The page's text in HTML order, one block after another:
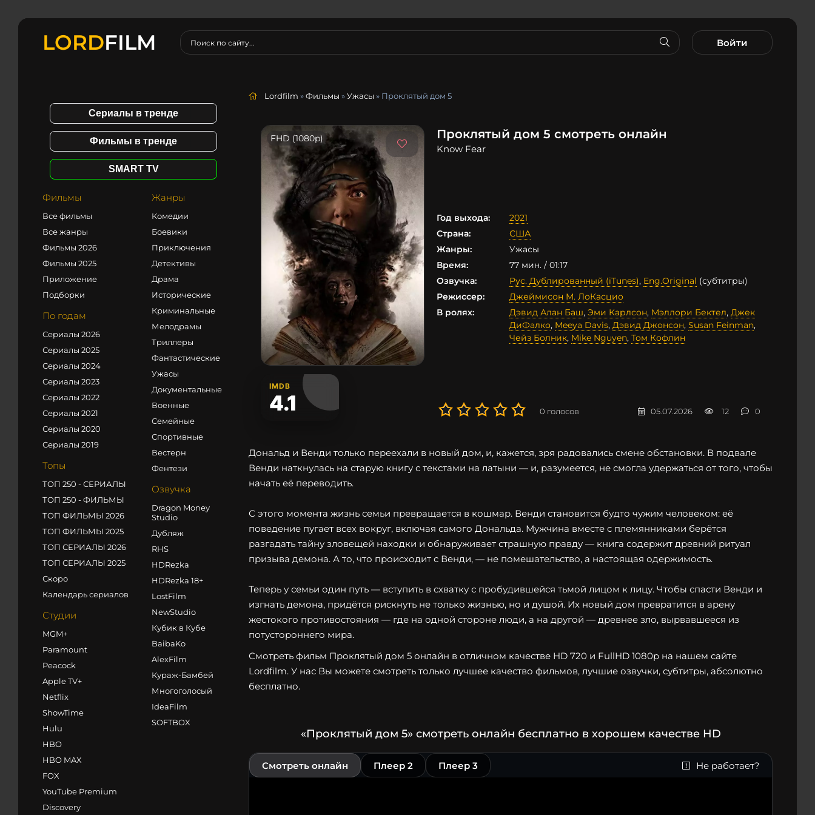
LORDFILM Войти
Сериалы в тренде
Фильмы в тренде
SMART TV
Фильмы
Все фильмы
Все жанры
Фильмы 2026
Фильмы 2025
Приложение
Подборки
По годам
Сериалы 2026
Сериалы 2025
Сериалы 2024
Сериалы 2023
Сериалы 2022
Сериалы 2021
Сериалы 2020
Сериалы 2019
Топы
ТОП 250 - СЕРИАЛЫ
ТОП 250 - ФИЛЬМЫ
ТОП ФИЛЬМЫ 2026
ТОП ФИЛЬМЫ 2025
ТОП СЕРИАЛЫ 2026
ТОП СЕРИАЛЫ 2025
Скоро
Календарь сериалов
Студии
MGM+
Paramount
Peacock
Apple TV+
Netflix
ShowTime
Hulu
HBO
HBO MAX
FOX
YouTube Premium
Discovery
Жанры
Комедии
Боевики
Приключения
Детективы
Драма
Исторические
Криминальные
Мелодрамы
Триллеры
Фантастические
Ужасы
Документальные
Военные
Семейные
Спортивные
Вестерн
Фентези
Озвучка
Dragon Money
Studio
Дубляж
RHS
HDRezka
HDRezka 18+
LostFilm
NewStudio
Кубик в Кубе
BaibaKo
AlexFilm
Кураж-Бамбей
Многоголосый
IdeaFilm
SOFTBOX
Lordfilm »Фильмы »Ужасы » Проклятый дом 5
FHD (1080p)
IMDB
4.1
Проклятый дом 5 смотреть онлайн
Know Fear
Год выхода:
2021
Страна:
США
Жанры:
Ужасы
Время:
77 мин. / 01:17
Озвучка:
Рус. Дублированный (iTunes), Eng.Original (субтитры)
Режиссер:
Джеймисон М. ЛоКасцио
В ролях:
Дэвид Алан Баш, Эми Карлсон, Мэллори Бектел, Джек
ДиФалко, Meeya Davis, Дэвид Джонсон, Susan Feinman,
Чейз Болник, Mike Nguyen, Том Кофлин
0 голосов 05.07.2026 12 0
Дональд и Венди только переехали в новый дом, и, кажется, зря радовались смене обстановки. В подвале
Венди наткнулась на старую книгу с текстами на латыни — и, разумеется, не смогла удержаться от того, чтобы
начать её переводить.
С этого момента жизнь семьи превращается в кошмар. Венди становится будто чужим человеком: её
поведение пугает всех вокруг, включая самого Дональда. Мужчина вместе с племянниками берётся
разгадать тайну зловещей находки и обнаруживает страшную правду — книга содержит древний ритуал
призыва демона. А то, что происходит с Венди, — не помешательство, а настоящая одержимость.
Теперь у семьи один путь — вступить в схватку с пробудившейся тьмой лицом к лицу. Чтобы спасти Венди и
изгнать демона, придётся рискнуть не только жизнью, но и душой. Их новый дом превратится в арену
жестокого противостояния — где на одной стороне люди, а на другой — древнее зло, вырвавшееся из
потустороннего мира.
Смотреть фильм Проклятый дом 5 онлайн в отличном качестве HD 720 и FullHD 1080p на нашем сайте
Lordfilm. У нас Вы можете смотреть только лучшее качество фильмов, лучшие озвучки, субтитры, абсолютно
бесплатно.
«Проклятый дом 5» смотреть онлайн бесплатно в хорошем качестве HD
Смотреть онлайн Плеер 2 Плеер 3 Не работает?